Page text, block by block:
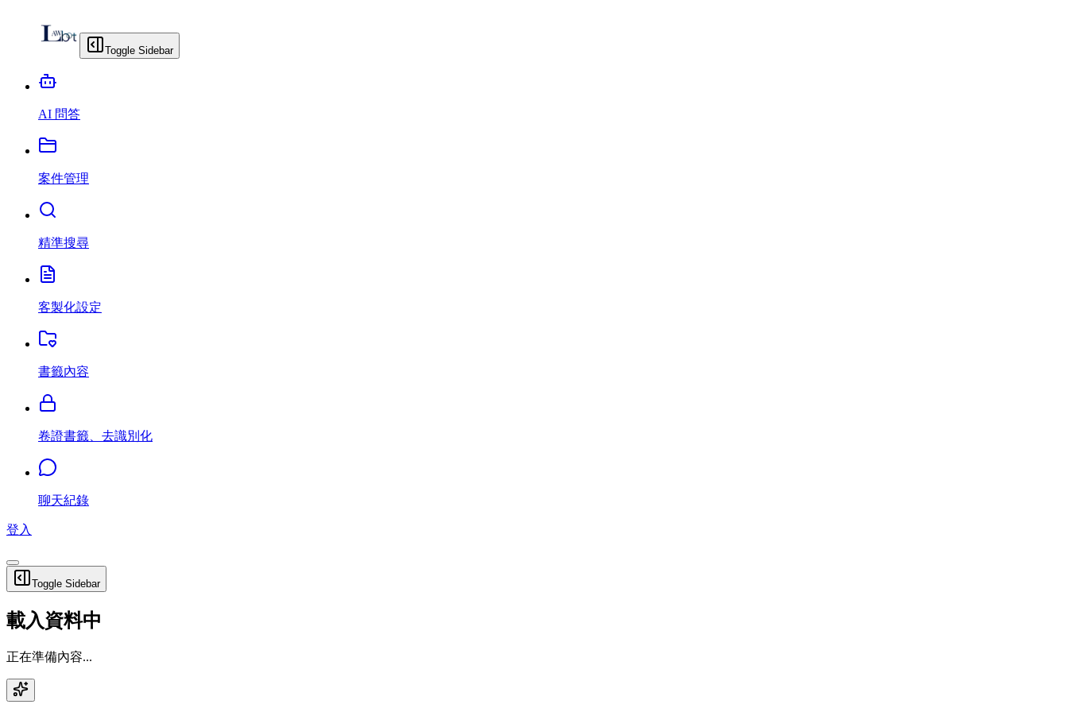
Toggle Sidebar
AI 問答
案件管理
精準搜尋
客製化設定
書籤內容
卷證書籤、去識別化
聊天紀錄
登入
Toggle Sidebar
載入資料中
正在準備內容...